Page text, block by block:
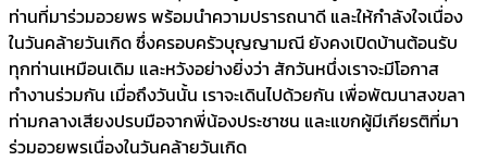
ท่านที่มาร่วมอวยพร พร้อมนำความปรารถนาดี และให้กำลังใจเนื่อง
ในวันคล้ายวันเกิด ซึ่งครอบครัวบุญญามณี ยังคงเปิดบ้านต้อนรับ
ทุกท่านเหมือนเดิม และหวังอย่างยิ่งว่า สักวันหนึ่งเราจะมีโอกาส
ทำงานร่วมกัน เมื่อถึงวันนั้น เราจะเดินไปด้วยกัน เพื่อพัฒนาสงขลา
ท่ามกลางเสียงปรบมือจากพี่น้องประชาชน และแขกผู้มีเกียรติที่มา
ร่วมอวยพรเนื่องในวันคล้ายวันเกิด